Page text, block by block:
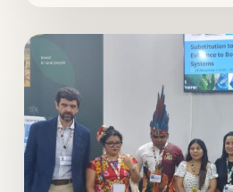
Substituir
para
transformar:
evidências
que
impulsionam
sistemas